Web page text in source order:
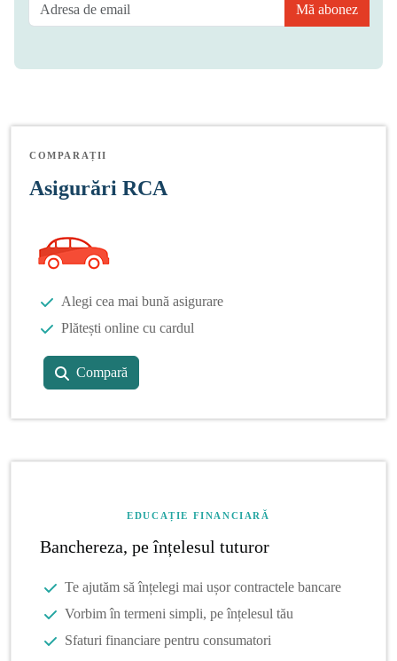
Mă abonez
COMPARAȚII
Asigurări RCA
Alegi cea mai bună asigurare
Plătești online cu cardul
Compară
EDUCAȚIE FINANCIARĂ
Banchereza, pe înțelesul tuturor
Te ajutăm să înțelegi mai ușor contractele bancare
Vorbim în termeni simpli, pe înțelesul tău
Sfaturi financiare pentru consumatori